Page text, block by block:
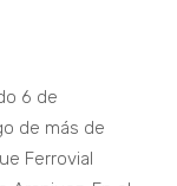
6 de
de más de
Ferrovial